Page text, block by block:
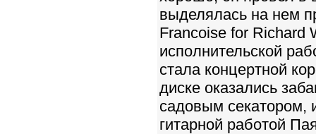
выделялась на нем
Francoise for Richard
исполнительской
стала концертной
диске оказались
садовым секатором,
гитарной работой